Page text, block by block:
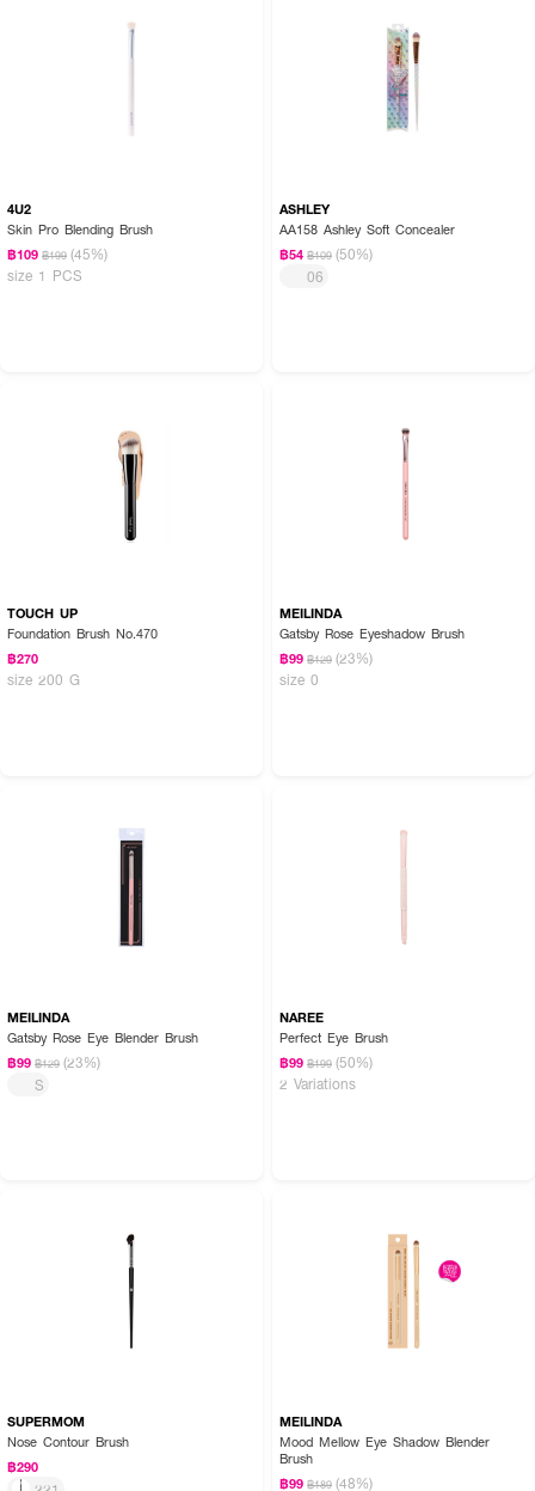
ใช้แต่งหน้า
4U2
Skin Pro Blending Brush
฿109 ฿199 (45%)
size 1 PCS
ASHLEY
AA158 Ashley Soft Concealer
฿54 ฿109 (50%)
06
TOUCH UP
Foundation Brush No.470
฿270
size 200 G
MEILINDA
Gatsby Rose Eyeshadow Brush
฿99 ฿129 (23%)
size 0
MEILINDA
Gatsby Rose Eye Blender Brush
฿99 ฿129 (23%)
S
NAREE
Perfect Eye Brush
฿99 ฿199 (50%)
2 Variations
SUPERMOM
Nose Contour Brush
฿290
MEILINDA
Mood Mellow Eye Shadow Blender
Brush
฿99 ฿189 (48%)